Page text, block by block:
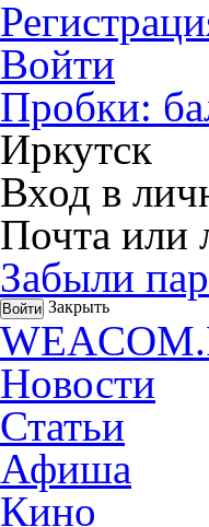
Войти
Пробки:
Иркутск
Вход в
Почта или
Забыли
Закрыть
Новости
Статьи
Афиша
Кино